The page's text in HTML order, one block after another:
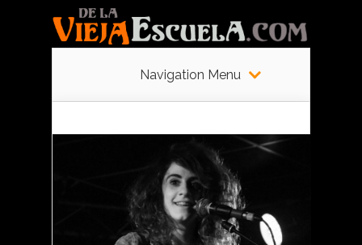
Navigation Menu